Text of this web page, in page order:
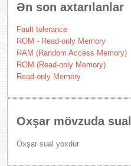
Ən son axtarılanlar
Fault tolerance
ROM - Read-only Memory
RAM (Random Access Memory)
ROM (Read-only Memory)
Read-only Memory
Oxşar mövzuda
Oxşar sual yoxdur